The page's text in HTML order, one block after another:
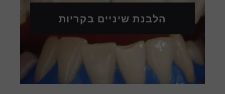
הלבנת שיניים בקריות